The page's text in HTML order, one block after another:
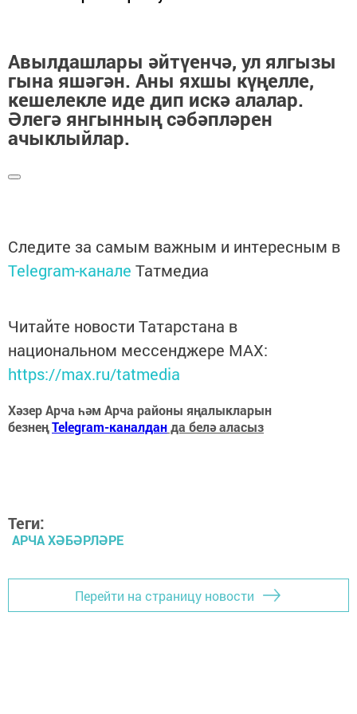
Авылдашлары әйтүенчә, ул ялгызы
гына яшәгән. Аны яхшы күңелле,
кешелекле иде дип искә алалар.
Әлегә янгынның сәбәпләрен
ачыклыйлар.
Следите за самым важным и интересным в
Telegram-канале Татмедиа
Читайте новости Татарстана в
национальном мессенджере MАХ:
https://max.ru/tatmedia
Хәзер Арча һәм Арча районы яңалыкларын
безнеңTelegram-каналданда белә аласыз
Теги:
АРЧА ХӘБӘРЛӘРЕ
Перейти на страницу новости